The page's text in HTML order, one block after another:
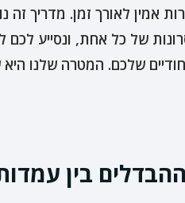
של כל אחת, ונסייע
שלכם. המטרה שלנו
בין